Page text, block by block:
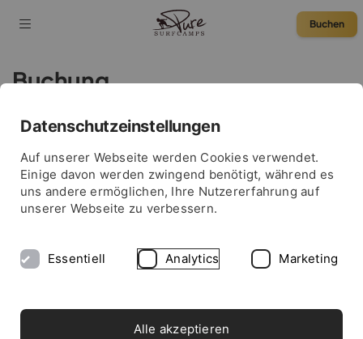
Buchen
Buchung
Datenschutzeinstellungen
Auf unserer Webseite werden Cookies verwendet.
Einige davon werden zwingend benötigt, während es
uns andere ermöglichen, Ihre Nutzererfahrung auf
unserer Webseite zu verbessern.
Essentiell Analytics Marketing
Alle akzeptieren